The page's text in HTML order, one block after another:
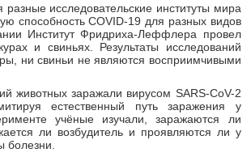
исследовательские институты мира
способность COVID-19 для разных видов
Институт Фридриха-Леффлера провел
и свиньях. Результаты исследований
ни свиньи не являются восприимчивыми
животных заражали вирусом SARS-CoV-2
естественный путь заражения у
учёные изучали, заражаются ли
ли возбудитель и проявляются ли у
болезни.